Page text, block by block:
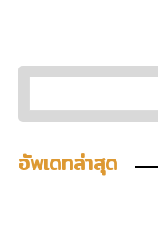
อัพเดทล่าสุด